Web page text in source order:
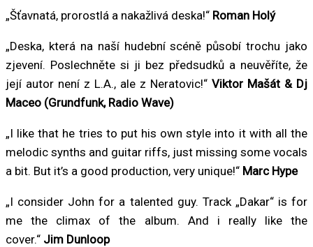
„Šťavnatá, prorostlá a nakažlivá deska!“ Roman Holý
„Deska, která na naší hudební scéně působí trochu jako
zjevení. Poslechněte si ji bez předsudků a neuvěříte, že
její autor není z L.A., ale z Neratovic!“ Viktor Mašát & Dj
Maceo (Grundfunk, Radio Wave)
„I like that he tries to put his own style into it with all the
melodic synths and guitar riffs, just missing some vocals
a bit. But it’s a good production, very unique!“ Marc Hype
„I consider John for a talented guy. Track „Dakar“ is for
me the climax of the album. And i really like the
cover.“ Jim Dunloop